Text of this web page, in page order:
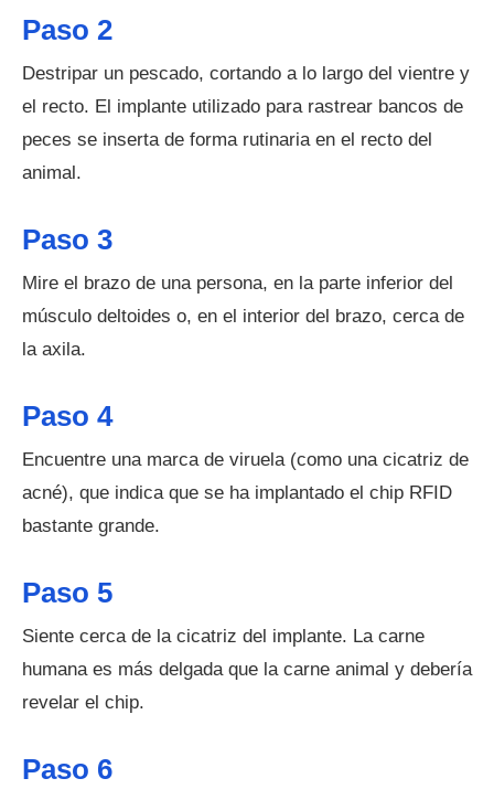
Paso 2
Destripar un pescado, cortando a lo largo del vientre y
el recto. El implante utilizado para rastrear bancos de
peces se inserta de forma rutinaria en el recto del
animal.
Paso 3
Mire el brazo de una persona, en la parte inferior del
músculo deltoides o, en el interior del brazo, cerca de
la axila.
Paso 4
Encuentre una marca de viruela (como una cicatriz de
acné), que indica que se ha implantado el chip RFID
bastante grande.
Paso 5
Siente cerca de la cicatriz del implante. La carne
humana es más delgada que la carne animal y debería
revelar el chip.
Paso 6